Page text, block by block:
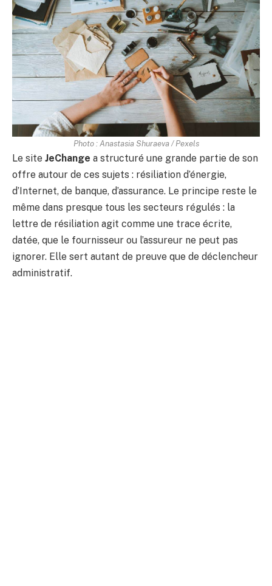
Photo : Anastasia Shuraeva / Pexels
Le site JeChange a structuré une grande partie de son
offre autour de ces sujets : résiliation d’énergie,
d’Internet, de banque, d’assurance. Le principe reste le
même dans presque tous les secteurs régulés : la
lettre de résiliation agit comme une trace écrite,
datée, que le fournisseur ou l’assureur ne peut pas
ignorer. Elle sert autant de preuve que de déclencheur
administratif.